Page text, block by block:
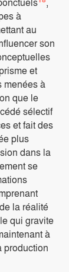
à
au
son
et
menées à
que le
sélectif
et fait des
plus
dans la
se
la réalité
qui gravite
à
production